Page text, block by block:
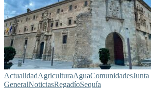
ActualidadAgriculturaAguaComunidadesJunta
GeneralNoticiasRegadíoSequía